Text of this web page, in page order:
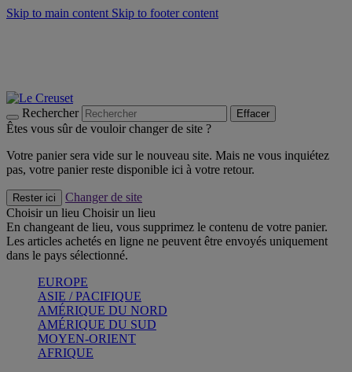
Skip to main content Skip to footer content
Rechercher Effacer
Êtes vous sûr de vouloir changer de site ?
Votre panier sera vide sur le nouveau site. Mais ne vous inquiétez
pas, votre panier reste disponible ici à votre retour.
Rester ici
Changer de site
Choisir un lieu Choisir un lieu
En changeant de lieu, vous supprimez le contenu de votre panier.
Les articles achetés en ligne ne peuvent être envoyés uniquement
dans le pays sélectionné.
EUROPE
ASIE / PACIFIQUE
AMÉRIQUE DU NORD
AMÉRIQUE DU SUD
MOYEN-ORIENT
AFRIQUE